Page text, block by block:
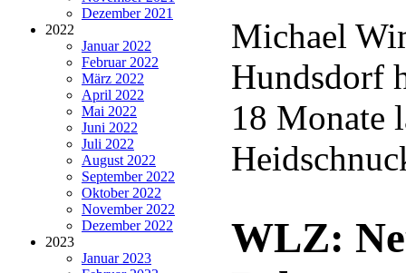
Dezember 2021
2022
Januar 2022
Februar 2022
März 2022
April 2022
Mai 2022
Juni 2022
Juli 2022
August 2022
September 2022
Oktober 2022
November 2022
Dezember 2022
2023
Januar 2023
Michael
Hundsdorf
18 Monate
WLZ: